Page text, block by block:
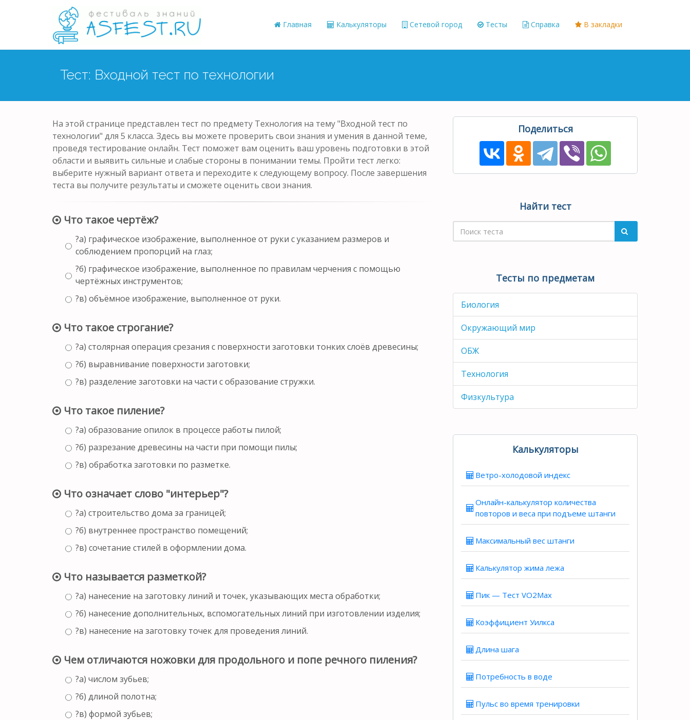
Главная Калькуляторы Сетевой город Тесты Справка В закладки
Тест: Входной тест по технологии
На этой странице представлен тест по предмету Технология на тему "Входной тест по
технологии" для 5 класса. Здесь вы можете проверить свои знания и умения в данной теме,
проведя тестирование онлайн. Тест поможет вам оценить ваш уровень подготовки в этой
области и выявить сильные и слабые стороны в понимании темы. Пройти тест легко:
выберите нужный вариант ответа и переходите к следующему вопросу. После завершения
теста вы получите результаты и сможете оценить свои знания.
Что такое чертёж?
?а) графическое изображение, выполненное от руки с указанием размеров и
соблюдением пропорций на глаз;
?б) графическое изображение, выполненное по правилам черчения с помощью
чертёжных инструментов;
?в) объёмное изображение, выполненное от руки.
Что такое строгание?
?а) столярная операция срезания с поверхности заготовки тонких слоёв древесины;
?б) выравнивание поверхности заготовки;
?в) разделение заготовки на части с образование стружки.
Что такое пиление?
?а) образование опилок в процессе работы пилой;
?б) разрезание древесины на части при помощи пилы;
?в) обработка заготовки по разметке.
Что означает слово "интерьер"?
?а) строительство дома за границей;
?б) внутреннее пространство помещений;
?в) сочетание стилей в оформлении дома.
Что называется разметкой?
?а) нанесение на заготовку линий и точек, указывающих места обработки;
?б) нанесение дополнительных, вспомогательных линий при изготовлении изделия;
?в) нанесение на заготовку точек для проведения линий.
Чем отличаются ножовки для продольного и попе речного пиления?
?а) числом зубьев;
?б) длиной полотна;
?в) формой зубьев;
Поделиться
Найти тест
Тесты по предметам
Биология
Окружающий мир
ОБЖ
Технология
Физкультура
Калькуляторы
Ветро-холодовой индекс
Онлайн-калькулятор количества
повторов и веса при подъеме штанги
Максимальный вес штанги
Калькулятор жима лежа
Пик — Тест VO2Max
Коэффициент Уилкса
Длина шага
Потребность в воде
Пульс во время тренировки